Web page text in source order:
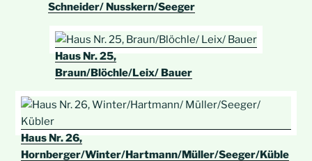
Schneider/ Nusskern/Seeger
Haus Nr. 25,
Braun/Blöchle/Leix/ Bauer
Haus Nr. 26,
Hornberger/Winter/Hartmann/Müller/Seeger/Küble